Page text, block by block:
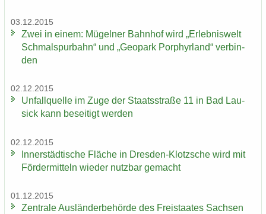
03.12.2015
Zwei in einem: Mü­gel­ner Bahn­hof wird „Er­leb­nis­welt
Schmal­spur­bahn“ und „Geo­park Por­phyr­land“ ver­bin­
den
02.12.2015
Un­fall­quel­le im Zuge der Staats­stra­ße 11 in Bad Lau­
sick kann be­sei­tigt wer­den
02.12.2015
In­ner­städ­ti­sche Flä­che in Dresden-​Klotzsche wird mit
För­der­mit­teln wie­der nutz­bar ge­macht
01.12.2015
Zen­tra­le Aus­län­der­be­hör­de des Frei­staa­tes Sach­sen